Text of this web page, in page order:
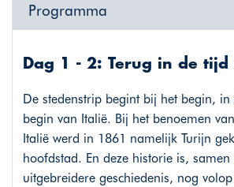
Programma
Dag 1 - 2: Terug in de tijd
De stedenstrip begint bij het begin, in
begin van Italië. Bij het benoemen
Italië werd in 1861 namelijk Turijn
hoofdstad. En deze historie is, samen
uitgebreidere geschiedenis, nog